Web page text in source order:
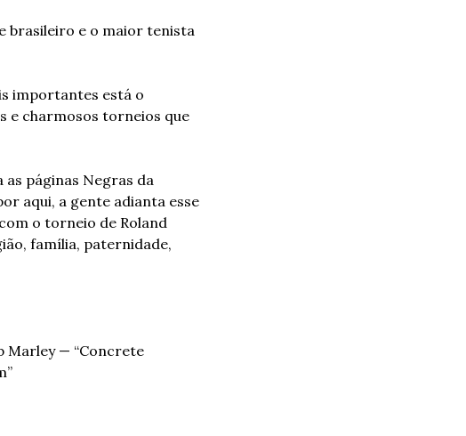
brasileiro e o maior tenista
importantes está o
e charmosos torneios que
páginas Negras da
aqui, a gente adianta esse
o torneio de Roland
família, paternidade,
Marley — “Concrete